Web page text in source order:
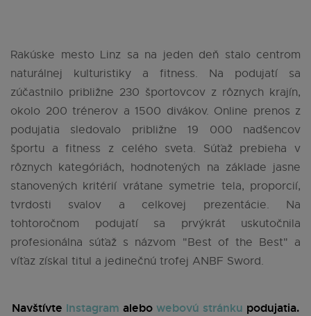
Rakúske mesto Linz sa na jeden deň stalo centrom
naturálnej kulturistiky a fitness. Na podujatí sa
zúčastnilo približne 230 športovcov z rôznych krajín,
okolo 200 trénerov a 1500 divákov. Online prenos z
podujatia sledovalo približne 19 000 nadšencov
športu a fitness z celého sveta. Súťaž prebieha v
rôznych kategóriách, hodnotených na základe jasne
stanovených kritérií vrátane symetrie tela, proporcií,
tvrdosti svalov a celkovej prezentácie. Na
tohtoročnom podujatí sa prvýkrát uskutočnila
profesionálna súťaž s názvom "Best of the Best" a
víťaz získal titul a jedinečnú trofej ANBF Sword.
Navštívte Instagram alebo webovú stránku podujatia.